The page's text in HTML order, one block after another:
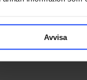
Avvisa